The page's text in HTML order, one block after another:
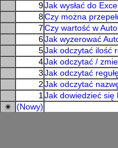
9Jak wysłać do
8Czy można
7Czy wartość w
6Jak wyzerować
5Jak odczytać ilość
4Jak odczytać /
3Jak odczytać
2Jak odczytać
1 Jak dowiedzieć się
(Nowy)